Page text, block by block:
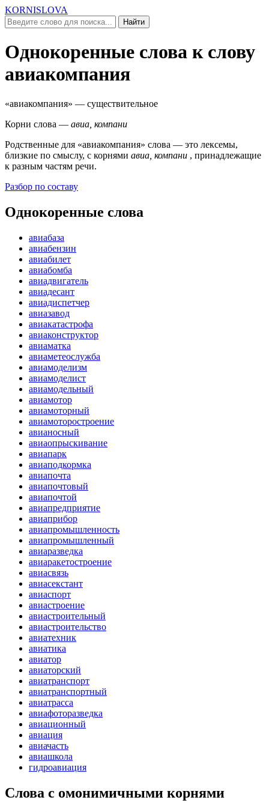
KORNISLOVA
Найти
Однокоренные слова к слову
авиакомпания
«авиакомпания» — существительное
Корни слова — авиа, компани
Родственные для «авиакомпания» слова — это лексемы,
близкие по смыслу, c корнями авиа, компани , принадлежащие
к разным частям речи.
Разбор по составу
Однокоренные слова
авиабаза
авиабензин
авиабилет
авиабомба
авиадвигатель
авиадесант
авиадиспетчер
авиазавод
авиакатастрофа
авиаконструктор
авиаматка
авиаметеослужба
авиамоделизм
авиамоделист
авиамодельный
авиамотор
авиамоторный
авиамоторостроение
авианосный
авиаопрыскивание
авиапарк
авиаподкормка
авиапочта
авиапочтовый
авиапочтой
авиапредприятие
авиаприбор
авиапромышленность
авиапромышленный
авиаразведка
авиаракетостроение
авиасвязь
авиасекстант
авиаспорт
авиастроение
авиастроительный
авиастроительство
авиатехник
авиатика
авиатор
авиаторский
авиатранспорт
авиатранспортный
авиатрасса
авиафоторазведка
авиационный
авиация
авиачасть
авиашкола
гидроавиация
Слова с омонимичными корнями